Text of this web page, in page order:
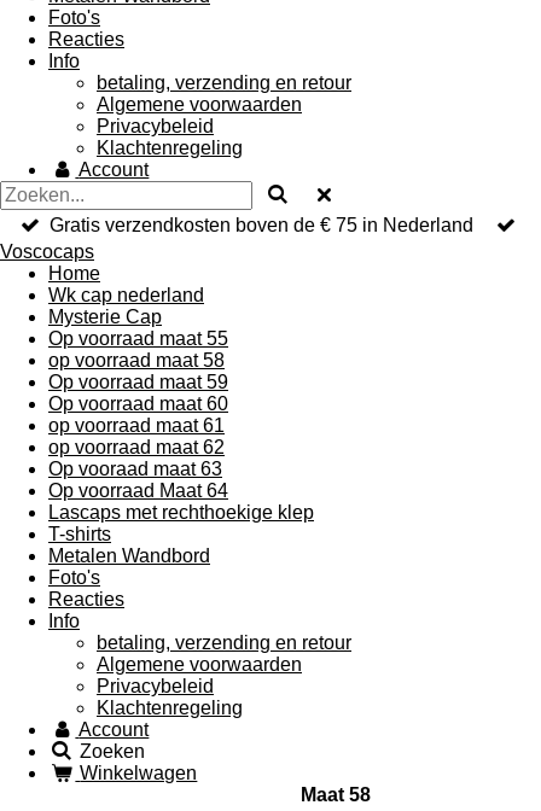
Foto's
Reacties
Info
betaling, verzending en retour
Algemene voorwaarden
Privacybeleid
Klachtenregeling
Account
Gratis verzendkosten boven de € 75 in Nederland
Voscocaps
Home
Wk cap nederland
Mysterie Cap
Op voorraad maat 55
op voorraad maat 58
Op voorraad maat 59
Op voorraad maat 60
op voorraad maat 61
op voorraad maat 62
Op vooraad maat 63
Op voorraad Maat 64
Lascaps met rechthoekige klep
T-shirts
Metalen Wandbord
Foto's
Reacties
Info
betaling, verzending en retour
Algemene voorwaarden
Privacybeleid
Klachtenregeling
Account
Zoeken
Winkelwagen
Maat 58